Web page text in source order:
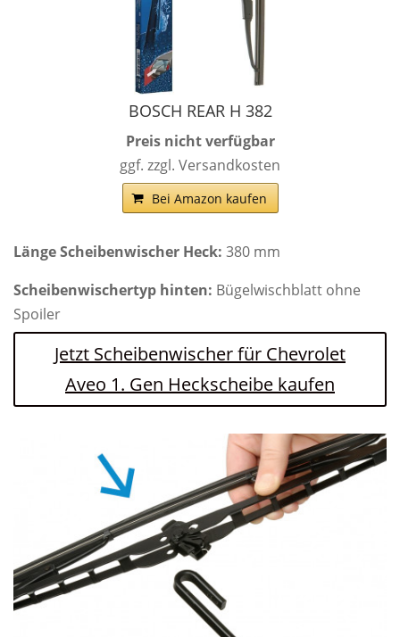
BOSCH REAR H 382
Preis nicht verfügbar
ggf. zzgl. Versandkosten
Bei Amazon kaufen
Länge Scheibenwischer Heck: 380 mm
Scheibenwischertyp hinten: Bügelwischblatt ohne
Spoiler
Jetzt Scheibenwischer für Chevrolet
Aveo 1. Gen Heckscheibe kaufen